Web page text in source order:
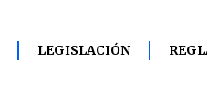
LEGISLACIÓN